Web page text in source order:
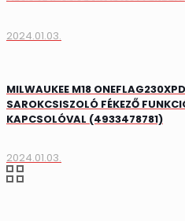
2024.01.03.
MILWAUKEE M18
SAROKCSISZOLÓ FÉKEZŐ
KAPCSOLÓVAL (4933478781)
2024.01.03.